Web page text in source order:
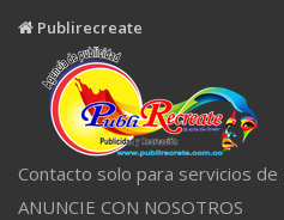
Publirecreate
Contacto solo para servicios de
ANUNCIE CON NOSOTROS